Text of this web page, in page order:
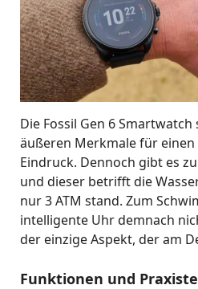
Die Fossil Gen 6
äußeren Merkmale für
Eindruck. Dennoch gibt es
und dieser betrifft die
nur 3 ATM stand. Zum
intelligente Uhr demnach
der einzige Aspekt, der am
Funktionen und